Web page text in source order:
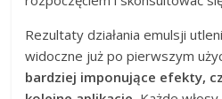
Rezultaty działania emulsji
widoczne już po pierwszym
bardziej imponujące efekty,